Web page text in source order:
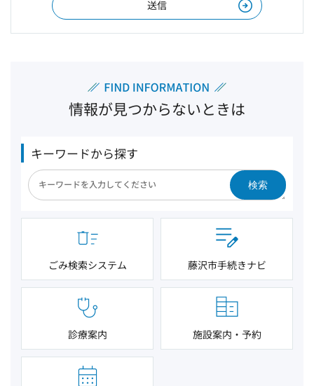
情報が見つからないときは
キーワードから探す
検索
ごみ検索システム 藤沢市手続きナビ
診療案内 施設案内・予約